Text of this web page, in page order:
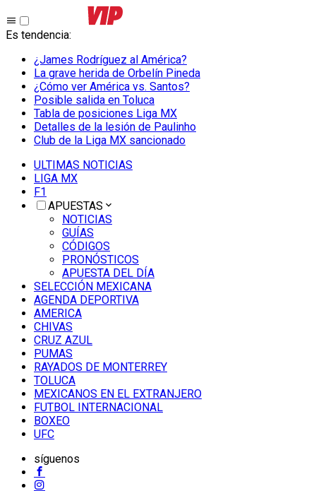
Es tendencia:
¿James Rodríguez al América?
La grave herida de Orbelín Pineda
¿Cómo ver América vs. Santos?
Posible salida en Toluca
Tabla de posiciones Liga MX
Detalles de la lesión de Paulinho
Club de la Liga MX sancionado
ULTIMAS NOTICIAS
LIGA MX
F1
APUESTAS
NOTICIAS
GUÍAS
CÓDIGOS
PRONÓSTICOS
APUESTA DEL DÍA
SELECCIÓN MEXICANA
AGENDA DEPORTIVA
AMERICA
CHIVAS
CRUZ AZUL
PUMAS
RAYADOS DE MONTERREY
TOLUCA
MEXICANOS EN EL EXTRANJERO
FUTBOL INTERNACIONAL
BOXEO
UFC
síguenos